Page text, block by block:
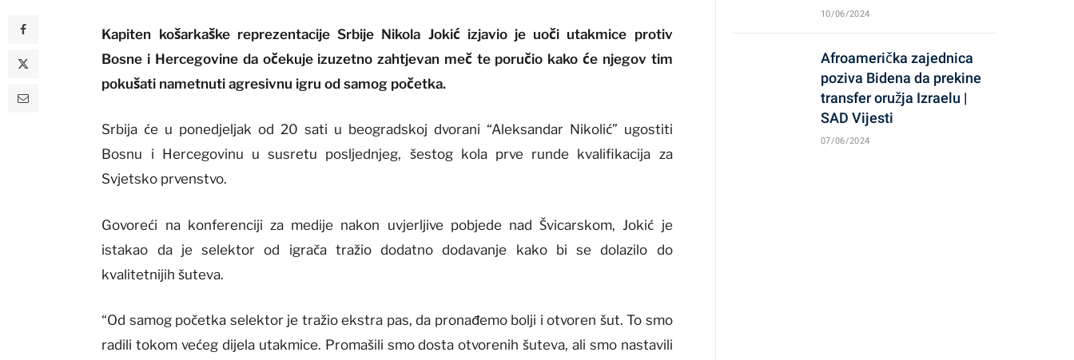
Kapiten košarkaške reprezentacije Srbije Nikola Jokić izjavio je uoči utakmice protiv
Bosne i Hercegovine da očekuje izuzetno zahtjevan meč te poručio kako će njegov tim
pokušati nametnuti agresivnu igru od samog početka.
Srbija će u ponedjeljak od 20 sati u beogradskoj dvorani “Aleksandar Nikolić” ugostiti
Bosnu i Hercegovinu u susretu posljednjeg, šestog kola prve runde kvalifikacija za
Svjetsko prvenstvo.
Govoreći na konferenciji za medije nakon uvjerljive pobjede nad Švicarskom, Jokić je
istakao da je selektor od igrača tražio dodatno dodavanje kako bi se dolazilo do
kvalitetnijih šuteva.
“Od samog početka selektor je tražio ekstra pas, da pronađemo bolji i otvoren šut. To smo
radili tokom većeg dijela utakmice. Promašili smo dosta otvorenih šuteva, ali smo nastavili
10/06/2024
Afroamerička zajednica
poziva Bidena da prekine
transfer oružja Izraelu |
SAD Vijesti
07/06/2024